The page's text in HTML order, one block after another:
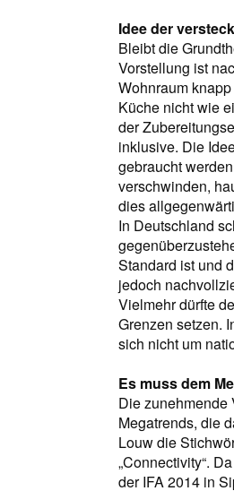
Idee der
Bleibt die
Vorstellung ist
Wohnraum
Küche nicht wie
der
inklusive. Die
gebraucht
verschwinden,
dies
In Deutschland
Standard ist und
jedoch
Vielmehr dürfte
Grenzen setzen.
sich nicht um
Es muss dem
Die zunehmende
Megatrends, die
Louw die
„Connectivity“.
der IFA 2014 in